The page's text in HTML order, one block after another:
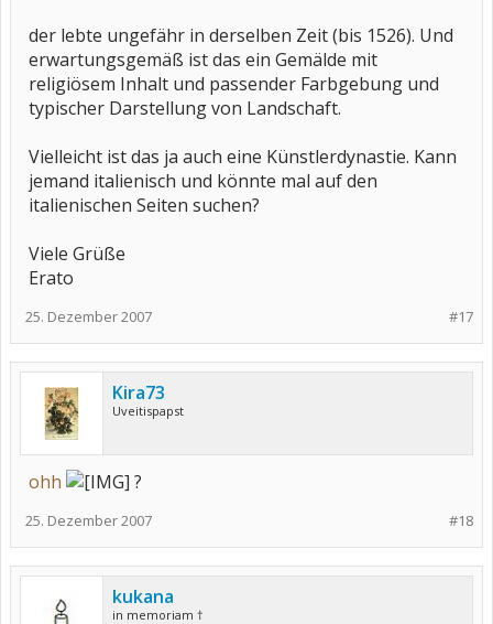
der lebte ungefähr in derselben Zeit (bis 1526). Und
erwartungsgemäß ist das ein Gemälde mit
religiösem Inhalt und passender Farbgebung und
typischer Darstellung von Landschaft.
Vielleicht ist das ja auch eine Künstlerdynastie. Kann
jemand italienisch und könnte mal auf den
italienischen Seiten suchen?
Viele Grüße
Erato
#17
25. Dezember 2007
Kira73
Uveitispapst
ohh ?
#18
25. Dezember 2007
kukana
in memoriam †